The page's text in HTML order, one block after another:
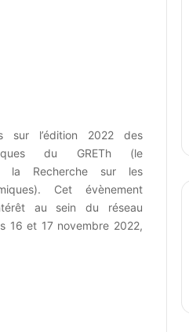
sur l’édition 2022 des
du GRETh (le
la Recherche sur les
Cet évènement
au sein du réseau
16 et 17 novembre 2022,